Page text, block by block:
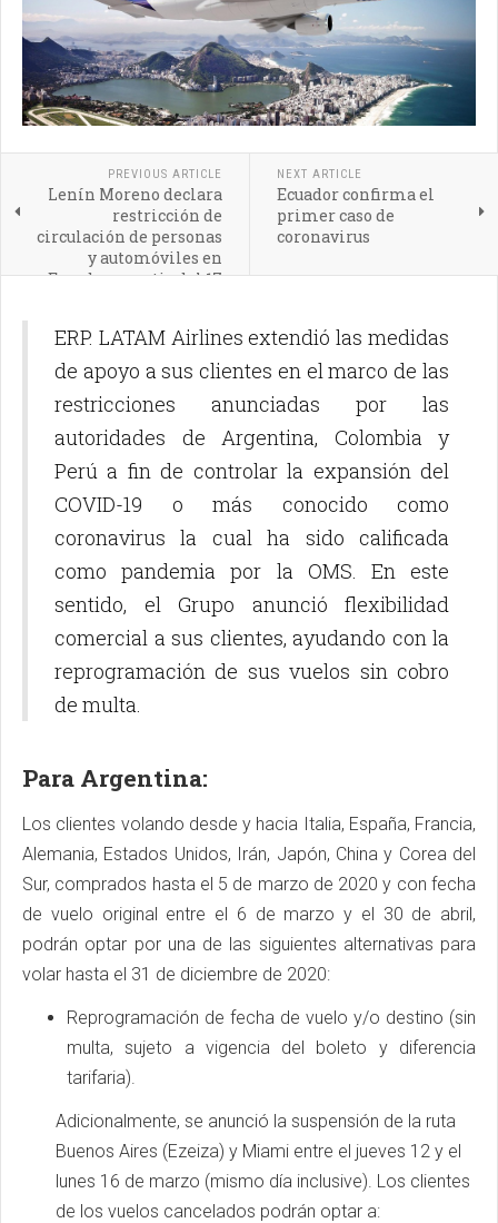
PREVIOUS ARTICLE
Lenín Moreno declara
restricción de
circulación de personas
y automóviles en
Ecuador a partir del 17
NEXT ARTICLE
Ecuador confirma el
primer caso de
coronavirus
ERP. LATAM Airlines extendió las medidas
de apoyo a sus clientes en el marco de las
restricciones anunciadas por las
autoridades de Argentina, Colombia y
Perú a fin de controlar la expansión del
COVID-19 o más conocido como
coronavirus la cual ha sido calificada
como pandemia por la OMS. En este
sentido, el Grupo anunció flexibilidad
comercial a sus clientes, ayudando con la
reprogramación de sus vuelos sin cobro
de multa.
Para Argentina:
Los clientes volando desde y hacia Italia, España, Francia,
Alemania, Estados Unidos, Irán, Japón, China y Corea del
Sur, comprados hasta el 5 de marzo de 2020 y con fecha
de vuelo original entre el 6 de marzo y el 30 de abril,
podrán optar por una de las siguientes alternativas para
volar hasta el 31 de diciembre de 2020:
Reprogramación de fecha de vuelo y/o destino (sin
multa, sujeto a vigencia del boleto y diferencia
tarifaria).
Adicionalmente, se anunció la suspensión de la ruta
Buenos Aires (Ezeiza) y Miami entre el jueves 12 y el
lunes 16 de marzo (mismo día inclusive). Los clientes
de los vuelos cancelados podrán optar a: